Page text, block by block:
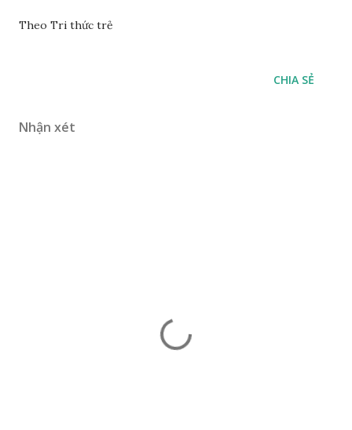
Theo Tri thức trẻ
CHIA SẺ
Nhận xét